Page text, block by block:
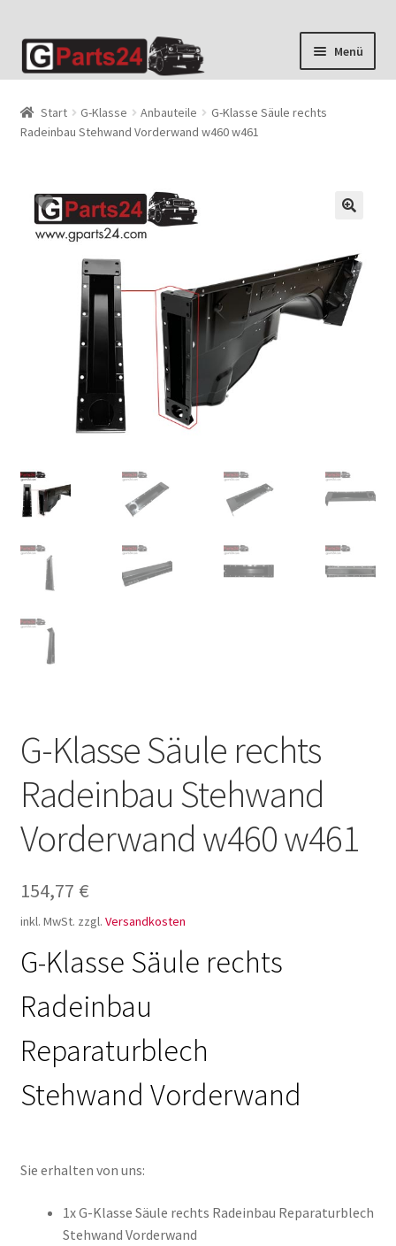
Zur
Navigation
Zum
Inhalt
Menü
Start G-Klasse Anbauteile
G-Klasse Säule rechts
Radeinbau Stehwand Vorderwand w460 w461
G-Klasse Säule rechts
Radeinbau Stehwand
Vorderwand w460 w461
154,77 €
inkl. MwSt. zzgl. Versandkosten
G-Klasse Säule rechts
Radeinbau
Reparaturblech
Stehwand Vorderwand
Sie erhalten von uns:
1x G-Klasse Säule rechts Radeinbau Reparaturblech
Stehwand Vorderwand